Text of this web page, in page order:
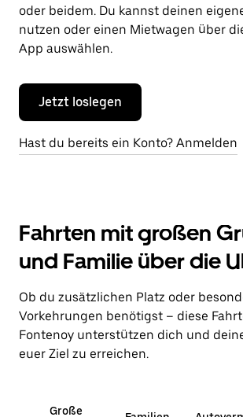
oder beidem. Du kannst deinen
nutzen oder einen Mietwagen über
App auswählen.
Jetzt loslegen
Hast du bereits ein Konto? Anmelden
Fahrten mit großen
und Familie über die
Ob du zusätzlichen Platz oder
Vorkehrungen benötigst – diese
Fontenoy unterstützen dich und
euer Ziel zu erreichen.
Große